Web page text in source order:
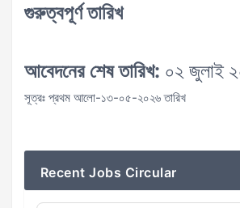
গুরুত্বপূর্ণ তারিখ
আবেদনের শেষ তারিখ: ০২ জুলাই
সূত্রঃ প্রথম আলো-১৩-০৫-২০২৬ তারিখ
Recent Jobs Circular